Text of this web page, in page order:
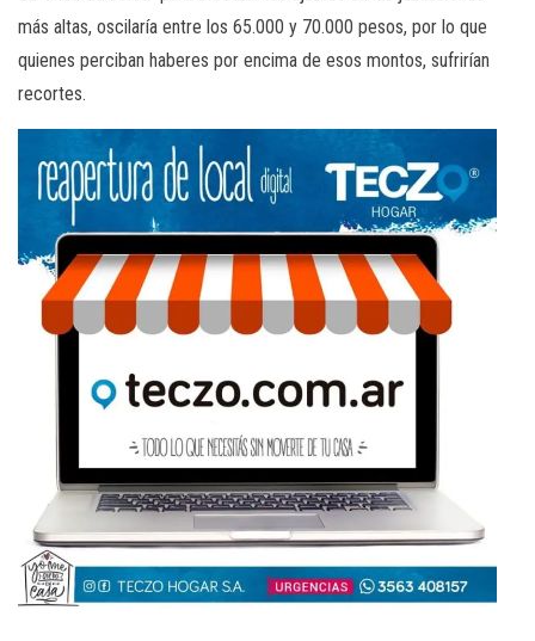
más altas, oscilaría entre los 65.000 y 70.000 pesos, por lo que
quienes perciban haberes por encima de esos montos, sufrirían
recortes.